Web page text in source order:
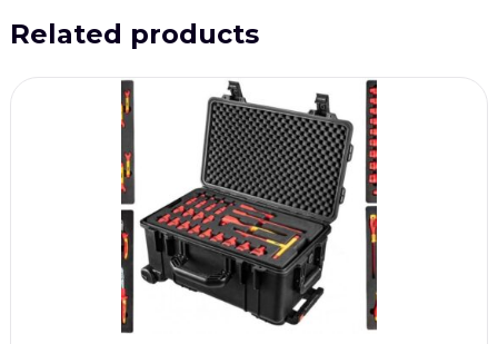
Related products